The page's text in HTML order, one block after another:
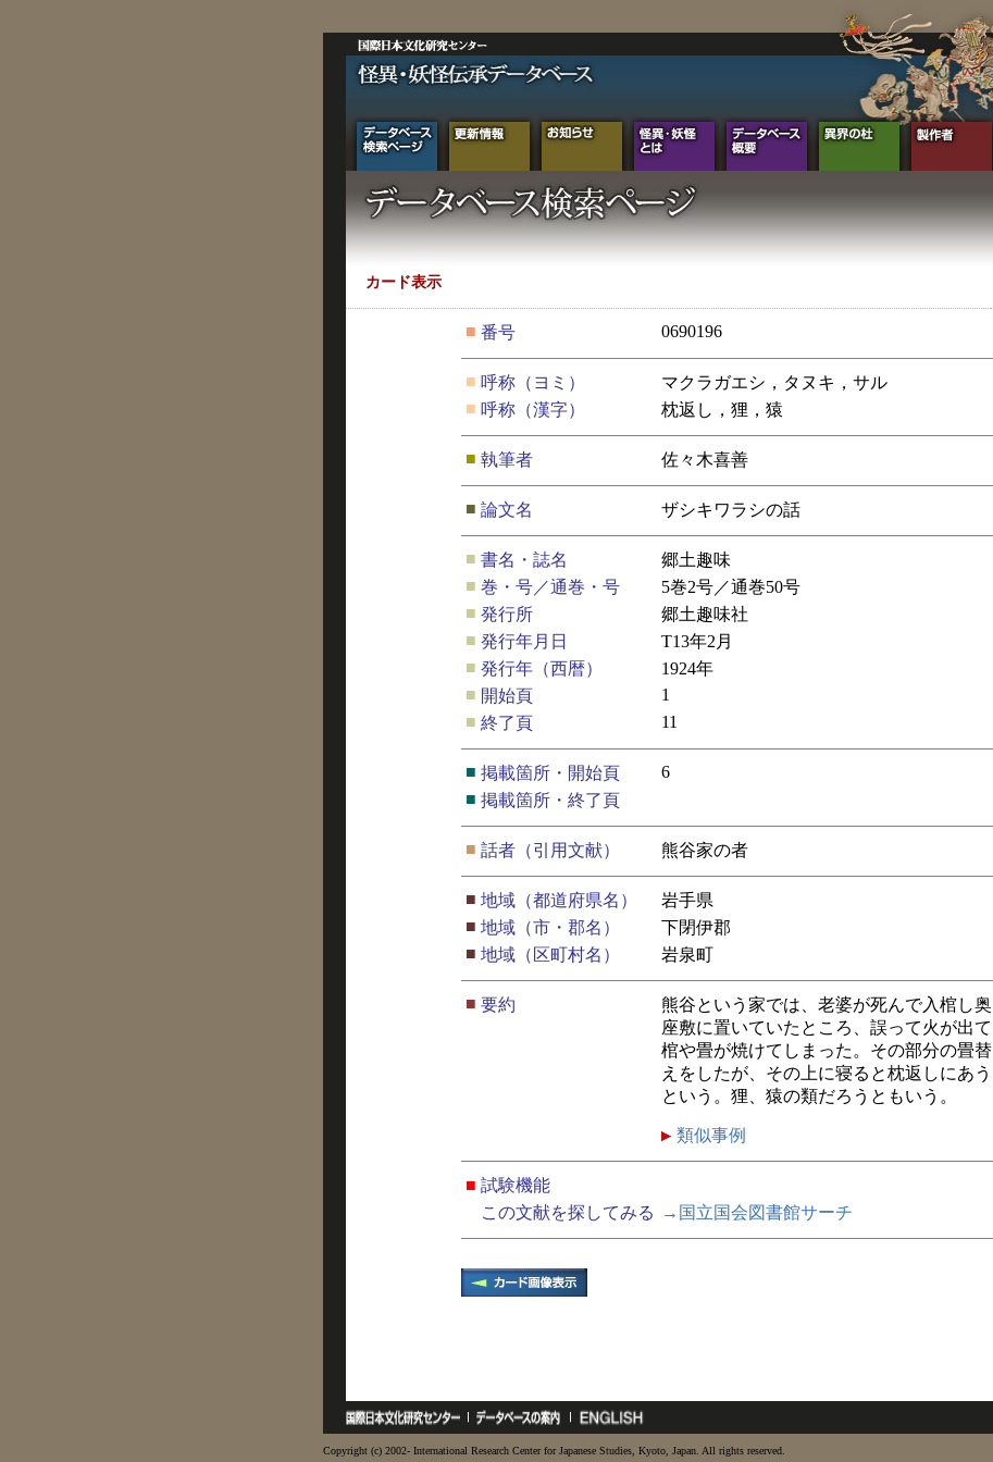
カード表示
■ 番号 0690196
■ 呼称（ヨミ）
マクラガエシ，タヌキ，サル
■ 呼称（漢字） 枕返し，狸，猿
■ 執筆者 佐々木喜善
■ 論文名 ザシキワラシの話
■ 書名・誌名
郷土趣味
■ 巻・号／通巻・号
5巻2号／通巻50号
■ 発行所
郷土趣味社
■ 発行年月日
T13年2月
■ 発行年（西暦）
1924年
■ 開始頁
1
■ 終了頁 11
■ 掲載箇所・開始頁
6
■ 掲載箇所・終了頁
■ 話者（引用文献） 熊谷家の者
■ 地域（都道府県名）
岩手県
■ 地域（市・郡名）
下閉伊郡
■ 地域（区町村名） 岩泉町
■ 要約
熊谷という家では、老婆が死んで入棺し奥
座敷に置いていたところ、誤って火が出て
棺や畳が焼けてしまった。その部分の畳替
えをしたが、その上に寝ると枕返しにあう
という。狸、猿の類だろうともいう。
類似事例
■ 試験機能
この文献を探してみる
→国立国会図書館サーチ
Copyright (c) 2002- International Research Center for Japanese Studies, Kyoto, Japan. All rights reserved.